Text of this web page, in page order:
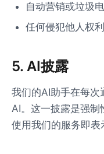
自动营销或垃圾
任何侵犯他人权
5. AI披露
我们的AI助手在每次
AI。这一披露是强制
使用我们的服务即表